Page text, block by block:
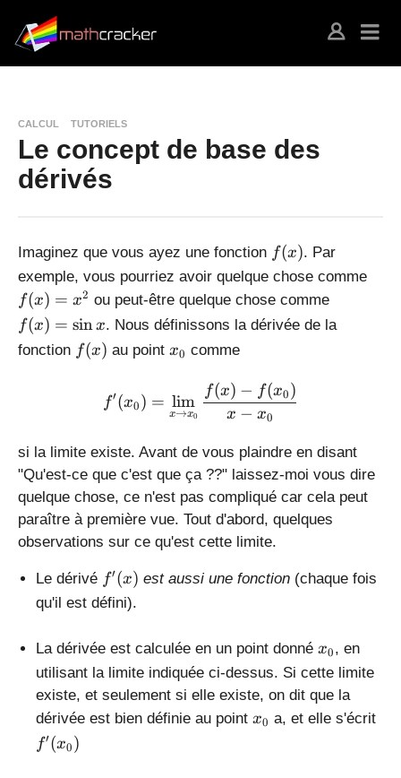
CALCUL TUTORIELS
Le concept de base des
dérivés
Imaginez que vous ayez une fonction f
(
)
f(x). Par
exemple, vous pourriez avoir quelque chose comme
f(x) = x2 ou peut-être quelque chose comme
x
f(x) = sin x. Nous définissons la dérivée de la
fonction ff(x) au point x
x0 comme
f'(x_0) = \lim_{x\to
f′(x0) =
x→x0
lim
x − x0
f(x) − f(x0)
si la limite existe. Avant de vous plaindre en disant
"Qu'est-ce que c'est que ça ??" laissez-moi vous dire
quelque chose, ce n'est pas compliqué car cela peut
paraître à première vue. Tout d'abord, quelques
observations sur ce qu'est cette limite.
Le dérivé f
'
)
f′(x) est aussi une fonction (chaque fois
qu'il est défini).
La dérivée est calculée en un point donné x
_
x0, en
utilisant la limite indiquée ci-dessus. Si cette limite
existe, et seulement si elle existe, on dit que la
dérivée est bien définie au point x
x0 a, et elle s'écrit
f′(x0)